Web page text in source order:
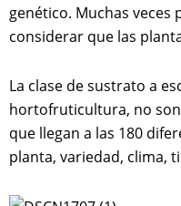
genético. Muchas
considerar que las
La clase de sustrato a
hortofruticultura, no son
que llegan a las 180
planta, variedad, clima,